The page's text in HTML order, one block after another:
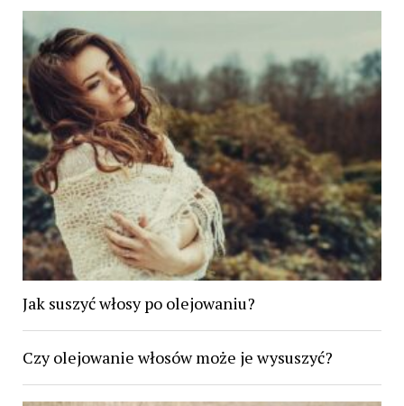
Jak suszyć włosy po olejowaniu?
Czy olejowanie włosów może je wysuszyć?